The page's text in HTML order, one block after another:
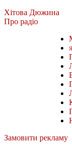
Хітова Дюжина
Про радіо
Замовити рекламу